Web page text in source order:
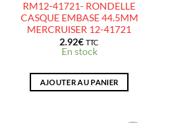
RM12-41721- RONDELLE
CASQUE EMBASE 44.5MM
MERCRUISER 12-41721
2.92€ TTC
En stock
AJOUTER AU PANIER